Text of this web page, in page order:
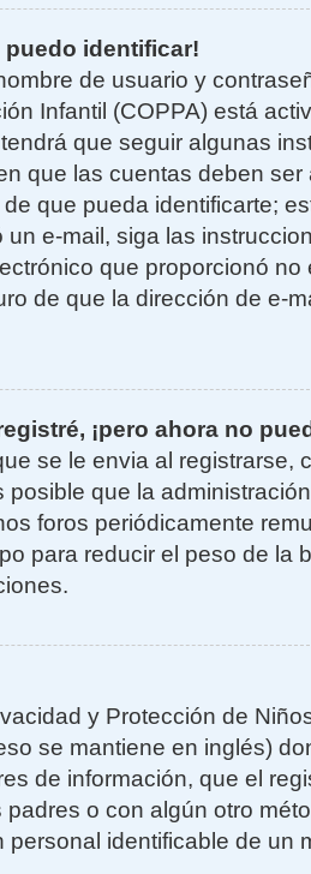
puedo identificar!
de usuario y
Infantil (COPPA) está
que seguir algunas
que las cuentas deben
que pueda identificarte;
un e-mail, siga las
que proporcionó
de que la dirección de e-
¡pero ahora no
se le envia al
posible que la
foros periódicamente
para reducir el peso de la
y Protección de
se mantiene en inglés)
de información, que el
o con algún otro
personal identificable de un